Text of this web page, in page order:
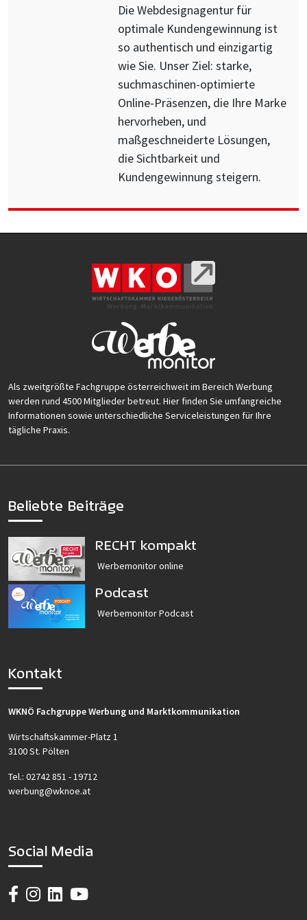
Die Webdesignagentur für
optimale Kundengewinnung ist
so authentisch und einzigartig
wie Sie. Unser Ziel: starke,
suchmaschinen-optimierte
Online-Präsenzen, die Ihre Marke
hervorheben, und
maßgeschneiderte Lösungen,
die Sichtbarkeit und
Kundengewinnung steigern.
Als zweitgrößte Fachgruppe österreichweit im Bereich Werbung
werden rund 4500 Mitglieder betreut. Hier finden Sie umfangreiche
Informationen sowie unterschiedliche Serviceleistungen für Ihre
tägliche Praxis.
Beliebte Beiträge
RECHT kompakt
Werbemonitor online
Podcast
Werbemonitor Podcast
Kontakt
WKNÖ Fachgruppe Werbung und Marktkommunikation
Wirtschaftskammer-Platz 1
3100 St. Pölten
Tel.: 02742 851 - 19712
werbung@wknoe.at
Social Media